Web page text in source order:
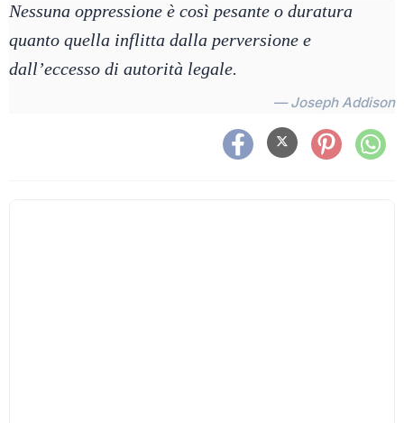
Nessuna oppressione è così pesante o duratura
quanto quella inflitta dalla perversione e
dall’eccesso di autorità legale.
— Joseph Addison